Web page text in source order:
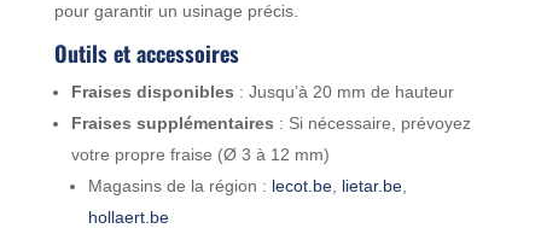
pour garantir un usinage précis.
Outils et accessoires
Fraises disponibles : Jusqu’à 20 mm de hauteur
Fraises supplémentaires : Si nécessaire, prévoyez
votre propre fraise (Ø 3 à 12 mm)
Magasins de la région : lecot.be, lietar.be,
hollaert.be